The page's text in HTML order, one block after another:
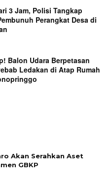
3 Jam, Polisi Tangkap
Perangkat Desa di
Balon Udara Berpetasan
Ledakan di Atap Rumah
Akan Serahkan Aset
GBKP